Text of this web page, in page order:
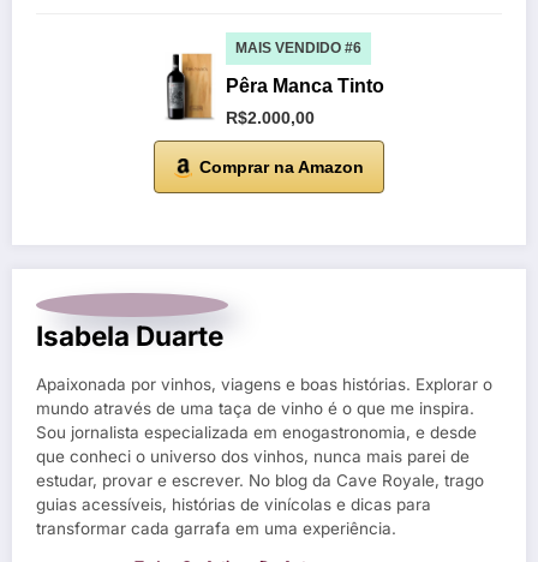
MAIS VENDIDO #6
Pêra Manca Tinto
R$2.000,00
Comprar na Amazon
Isabela Duarte
Apaixonada por vinhos, viagens e boas histórias. Explorar o
mundo através de uma taça de vinho é o que me inspira.
Sou jornalista especializada em enogastronomia, e desde
que conheci o universo dos vinhos, nunca mais parei de
estudar, provar e escrever. No blog da Cave Royale, trago
guias acessíveis, histórias de vinícolas e dicas para
transformar cada garrafa em uma experiência.